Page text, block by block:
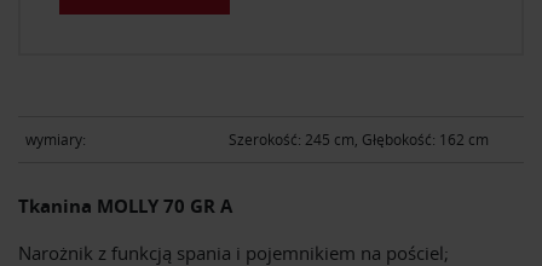
wymiary: Szerokość: 245 cm, Głębokość: 162 cm
Tkanina MOLLY 70 GR A
Narożnik z funkcją spania i pojemnikiem na pościel;